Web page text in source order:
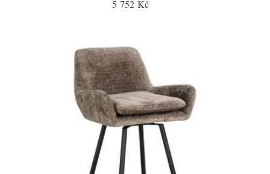
5 752 Kč